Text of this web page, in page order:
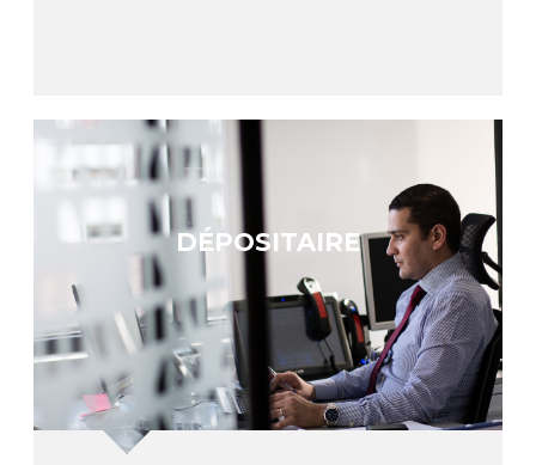
DÉPOSITAIRE